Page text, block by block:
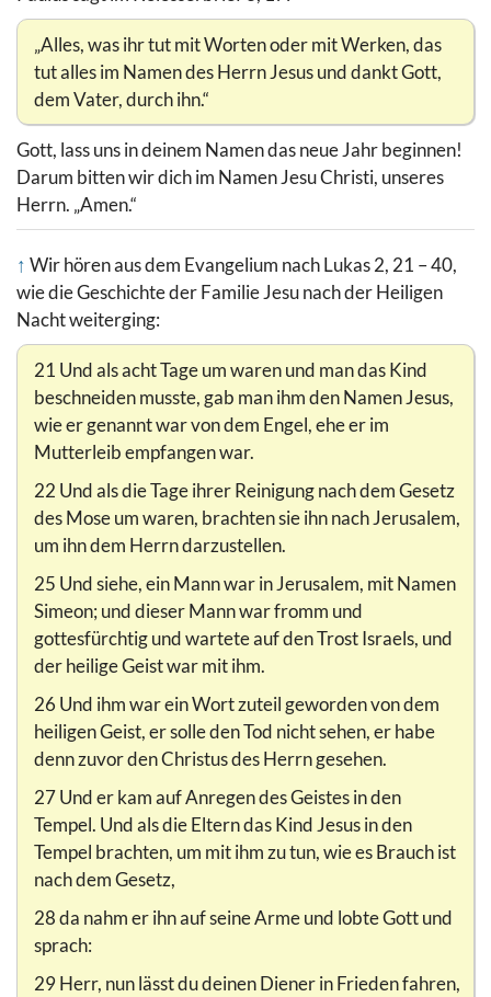
„Alles, was ihr tut mit Worten oder mit Werken, das
tut alles im Namen des Herrn Jesus und dankt Gott,
dem Vater, durch ihn.“
Gott, lass uns in deinem Namen das neue Jahr beginnen!
Darum bitten wir dich im Namen Jesu Christi, unseres
Herrn. „Amen.“
↑ Wir hören aus dem Evangelium nach Lukas 2, 21 – 40,
wie die Geschichte der Familie Jesu nach der Heiligen
Nacht weiterging:
21 Und als acht Tage um waren und man das Kind
beschneiden musste, gab man ihm den Namen Jesus,
wie er genannt war von dem Engel, ehe er im
Mutterleib empfangen war.
22 Und als die Tage ihrer Reinigung nach dem Gesetz
des Mose um waren, brachten sie ihn nach Jerusalem,
um ihn dem Herrn darzustellen.
25 Und siehe, ein Mann war in Jerusalem, mit Namen
Simeon; und dieser Mann war fromm und
gottesfürchtig und wartete auf den Trost Israels, und
der heilige Geist war mit ihm.
26 Und ihm war ein Wort zuteil geworden von dem
heiligen Geist, er solle den Tod nicht sehen, er habe
denn zuvor den Christus des Herrn gesehen.
27 Und er kam auf Anregen des Geistes in den
Tempel. Und als die Eltern das Kind Jesus in den
Tempel brachten, um mit ihm zu tun, wie es Brauch ist
nach dem Gesetz,
28 da nahm er ihn auf seine Arme und lobte Gott und
sprach:
29 Herr, nun lässt du deinen Diener in Frieden fahren,